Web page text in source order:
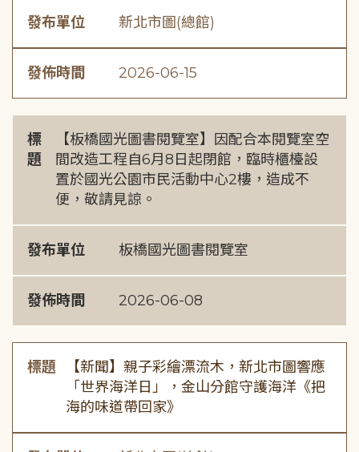
發布單位 新北市圖(總館)
發佈時間 2026-06-15
標
題
【板橋國光圖書閱覽室】因配合本閱覽室空
間改造工程自6月8日起閉館，臨時櫃檯設
置於國光公園市民活動中心2樓，造成不
便，敬請見諒。
發布單位 板橋國光圖書閱覽室
發佈時間 2026-06-08
標題
【新聞】親子彩繪漂流木，新北市圖響應
「世界海洋日」，金山分館守護海洋《把
海的味道帶回家》